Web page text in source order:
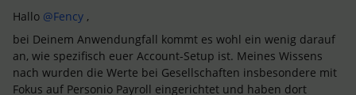
Hallo ​ @Fency ,
bei Deinem Anwendungfall kommt es wohl ein wenig darauf
an, wie spezifisch euer Account-Setup ist. Meines Wissens
nach wurden die Werte bei Gesellschaften insbesondere mit
Fokus auf Personio Payroll eingerichtet und haben dort